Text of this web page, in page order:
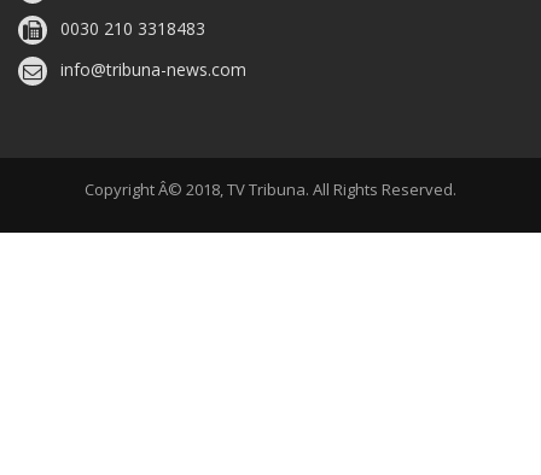
0030 210 3318483
info@tribuna-news.com
Copyright Â© 2018, TV Tribuna. All Rights Reserved.